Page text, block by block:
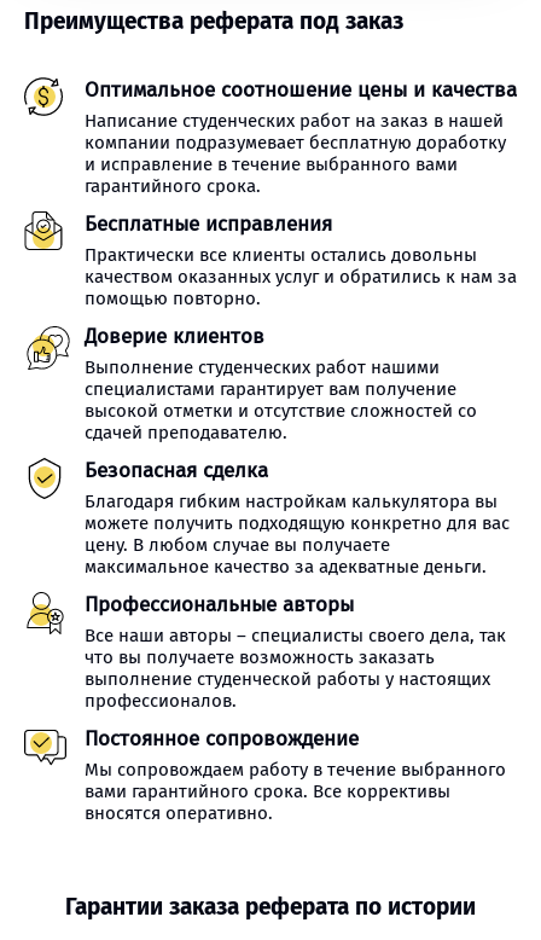
Преимущества реферата под заказ
Оптимальное соотношение цены и качества
Написание студенческих работ на заказ в нашей
компании подразумевает бесплатную доработку
и исправление в течение выбранного вами
гарантийного срока.
Бесплатные исправления
Практически все клиенты остались довольны
качеством оказанных услуг и обратились к нам за
помощью повторно.
Доверие клиентов
Выполнение студенческих работ нашими
специалистами гарантирует вам получение
высокой отметки и отсутствие сложностей со
сдачей преподавателю.
Безопасная сделка
Благодаря гибким настройкам калькулятора вы
можете получить подходящую конкретно для вас
цену. В любом случае вы получаете
максимальное качество за адекватные деньги.
Профессиональные авторы
Все наши авторы – специалисты своего дела, так
что вы получаете возможность заказать
выполнение студенческой работы у настоящих
профессионалов.
Постоянное сопровождение
Мы сопровождаем работу в течение выбранного
вами гарантийного срока. Все коррективы
вносятся оперативно.
Гарантии заказа реферата по истории